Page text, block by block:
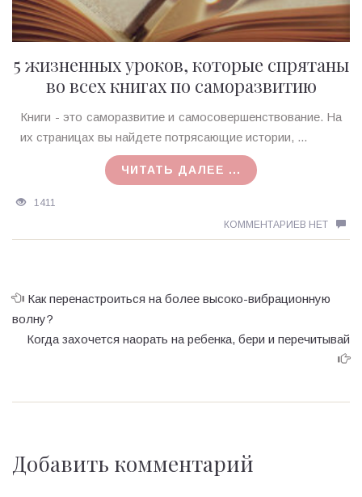
5 жизненных уроков, которые спрятаны
во всех книгах по саморазвитию
Ирина
MagicTantra
Книги - это саморазвитие и самосовершенствование. На
их страницах вы найдете потрясающие истории, ...
ЧИТАТЬ ДАЛЕЕ ...
1411
КОММЕНТАРИЕВ НЕТ
Как перенастроиться на более высоко-вибрационную
волну?
Когда захочется наорать на ребенка, бери и перечитывай
Добавить комментарий